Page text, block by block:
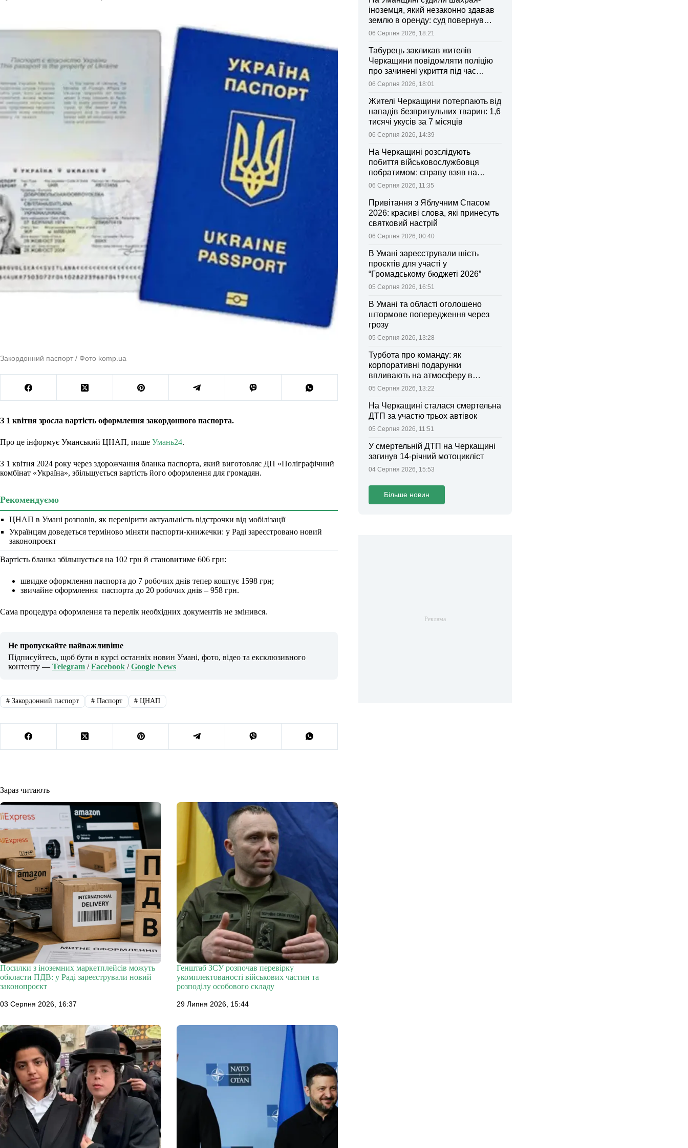
Закордонний паспорт / Фото komp.ua
З 1 квітня зросла вартість оформлення закордонного паспорта.
Про це інформує Уманський ЦНАП, пише Умань24.
З 1 квітня 2024 року через здорожчання бланка паспорта, який виготовляє ДП «Поліграфічний
комбінат «Україна», збільшується вартість його оформлення для громадян.
Рекомендуємо
ЦНАП в Умані розповів, як перевірити актуальність відстрочки від мобілізації
Українцям доведеться терміново міняти паспорти-книжечки: у Раді зареєстровано новий
законопроєкт
Вартість бланка збільшується на 102 грн й становитиме 606 грн:
швидке оформлення паспорта до 7 робочих днів тепер коштує 1598 грн;
звичайне оформлення паспорта до 20 робочих днів – 958 грн.
Сама процедура оформлення та перелік необхідних документів не змінився.
Не пропускайте найважливіше
Підписуйтесь, щоб бути в курсі останніх новин Умані, фото, відео та ексклюзивного
контенту — Telegram /Facebook /Google News
#Закордонний паспорт #Паспорт # ЦНАП
Зараз читають
Посилки з іноземних маркетплейсів можуть
обкласти ПДВ: у Раді зареєстрували новий
законопроєкт
03 Серпня 2026, 16:37
Генштаб ЗСУ розпочав перевірку
укомплектованості військових частин та
розподілу особового складу
29 Липня 2026, 15:44
іноземця, який незаконно здавав
землю в оренду: суд повернув
ділянки громаді
06 Серпня 2026, 18:21
Табурець закликав жителів
Черкащини повідомляти поліцію
про зачинені укриття під час
тривоги
06 Серпня 2026, 18:01
Жителі Черкащини потерпають від
нападів безпритульних тварин: 1,6
тисячі укусів за 7 місяців
06 Серпня 2026, 14:39
На Черкащині розслідують
побиття військовослужбовця
побратимом: справу взяв на
контроль Лубінець
06 Серпня 2026, 11:35
Привітання з Яблучним Спасом
2026: красиві слова, які принесуть
святковий настрій
06 Серпня 2026, 00:40
В Умані зареєстрували шість
проєктів для участі у
“Громадському бюджеті 2026”
05 Серпня 2026, 16:51
В Умані та області оголошено
штормове попередження через
грозу
05 Серпня 2026, 13:28
Турбота про команду: як
корпоративні подарунки
впливають на атмосферу в
колективі
05 Серпня 2026, 13:22
На Черкащині сталася смертельна
ДТП за участю трьох автівок
05 Серпня 2026, 11:51
У смертельній ДТП на Черкащині
загинув 14-річний мотоцикліст
04 Серпня 2026, 15:53
Більше новин